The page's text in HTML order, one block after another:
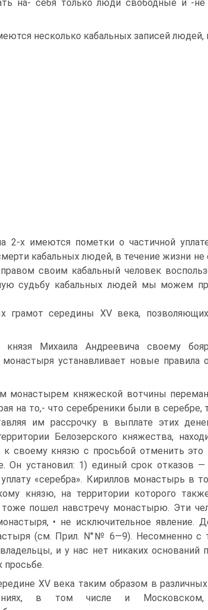
на- себя только люди свободные и -
несколько кабальных записей людей,
2-х имеются пометки о частичной
кабальных людей, в течение жизни
своим кабальный человек
судьбу кабаль­ных людей мы можем
грамот середины XV века,
Ми­хаила Андреевича своему
устанавли­вает новые правила
мона­стырем княжеской вотчины
на то,- что се­ребреники были в серебре,
им рассрочку в вы­плате этих
Белозерского княжества,
своему князю с просьбой отменить это
Он установил: 1) единый срок отказов
«серебра». Кириллов монастырь в
князю, на тер­ритории которого
пошел навстречу мона­стырю. Эти
• не исключительное явление.
(см. Прил. N°№ 6—9). Несомненно с
и у нас нет никаких оснований
просьбе.
XV века таким образом в
в том числе и Московском,